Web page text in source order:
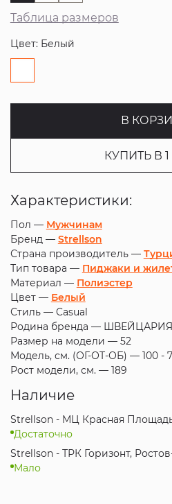
Таблица размеров
Цвет: Белый
В
КУПИТЬ В
Характеристики:
Пол — Мужчинам
Бренд — Strellson
Страна производитель —
Тип товара — Пиджаки и
Материал — Полиэстер
Цвет — Белый
Стиль — Casual
Родина бренда — ШВЕЙЦАРИЯ
Размер на модели — 52
Модель, см. (ОГ-ОТ-ОБ) — 100 -
Рост модели, см. — 189
Наличие
Strellson - МЦ Красная
Достаточно
Strellson - ТРК Горизонт,
Мало